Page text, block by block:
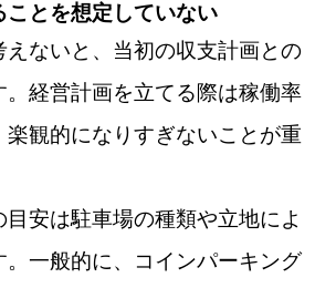
ことを想定していない
えないと、当初の収支計画との
。経営計画を立てる際は稼働率
楽観的になりすぎないことが重
安は駐車場の種類や立地によ
。一般的に、コインパーキング